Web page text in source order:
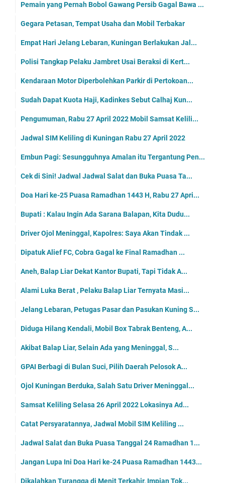
Pemain yang Pernah Bobol Gawang Persib Gagal Bawa ...
Gegara Petasan, Tempat Usaha dan Mobil Terbakar
Empat Hari Jelang Lebaran, Kuningan Berlakukan Jal...
Polisi Tangkap Pelaku Jambret Usai Beraksi di Kert...
Kendaraan Motor Diperbolehkan Parkir di Pertokoan...
Sudah Dapat Kuota Haji, Kadinkes Sebut Calhaj Kun...
Pengumuman, Rabu 27 April 2022 Mobil Samsat Kelili...
Jadwal SIM Keliling di Kuningan Rabu 27 April 2022
Embun Pagi: Sesungguhnya Amalan itu Tergantung Pen...
Cek di Sini! Jadwal Jadwal Salat dan Buka Puasa Ta...
Doa Hari ke-25 Puasa Ramadhan 1443 H, Rabu 27 Apri...
Bupati : Kalau Ingin Ada Sarana Balapan, Kita Dudu...
Driver Ojol Meninggal, Kapolres: Saya Akan Tindak ...
Dipatuk Alief FC, Cobra Gagal ke Final Ramadhan ...
Aneh, Balap Liar Dekat Kantor Bupati, Tapi Tidak A...
Alami Luka Berat , Pelaku Balap Liar Ternyata Masi...
Jelang Lebaran, Petugas Pasar dan Pasukan Kuning S...
Diduga Hilang Kendali, Mobil Box Tabrak Benteng, A...
Akibat Balap Liar, Selain Ada yang Meninggal, S...
GPAI Berbagi di Bulan Suci, Pilih Daerah Pelosok A...
Ojol Kuningan Berduka, Salah Satu Driver Meninggal...
Samsat Keliling Selasa 26 April 2022 Lokasinya Ad...
Catat Persyaratannya, Jadwal Mobil SIM Keliling ...
Jadwal Salat dan Buka Puasa Tanggal 24 Ramadhan 1...
Jangan Lupa Ini Doa Hari ke-24 Puasa Ramadhan 1443...
Dikalahkan Turangga di Menit Terkahir, Impian Tok...